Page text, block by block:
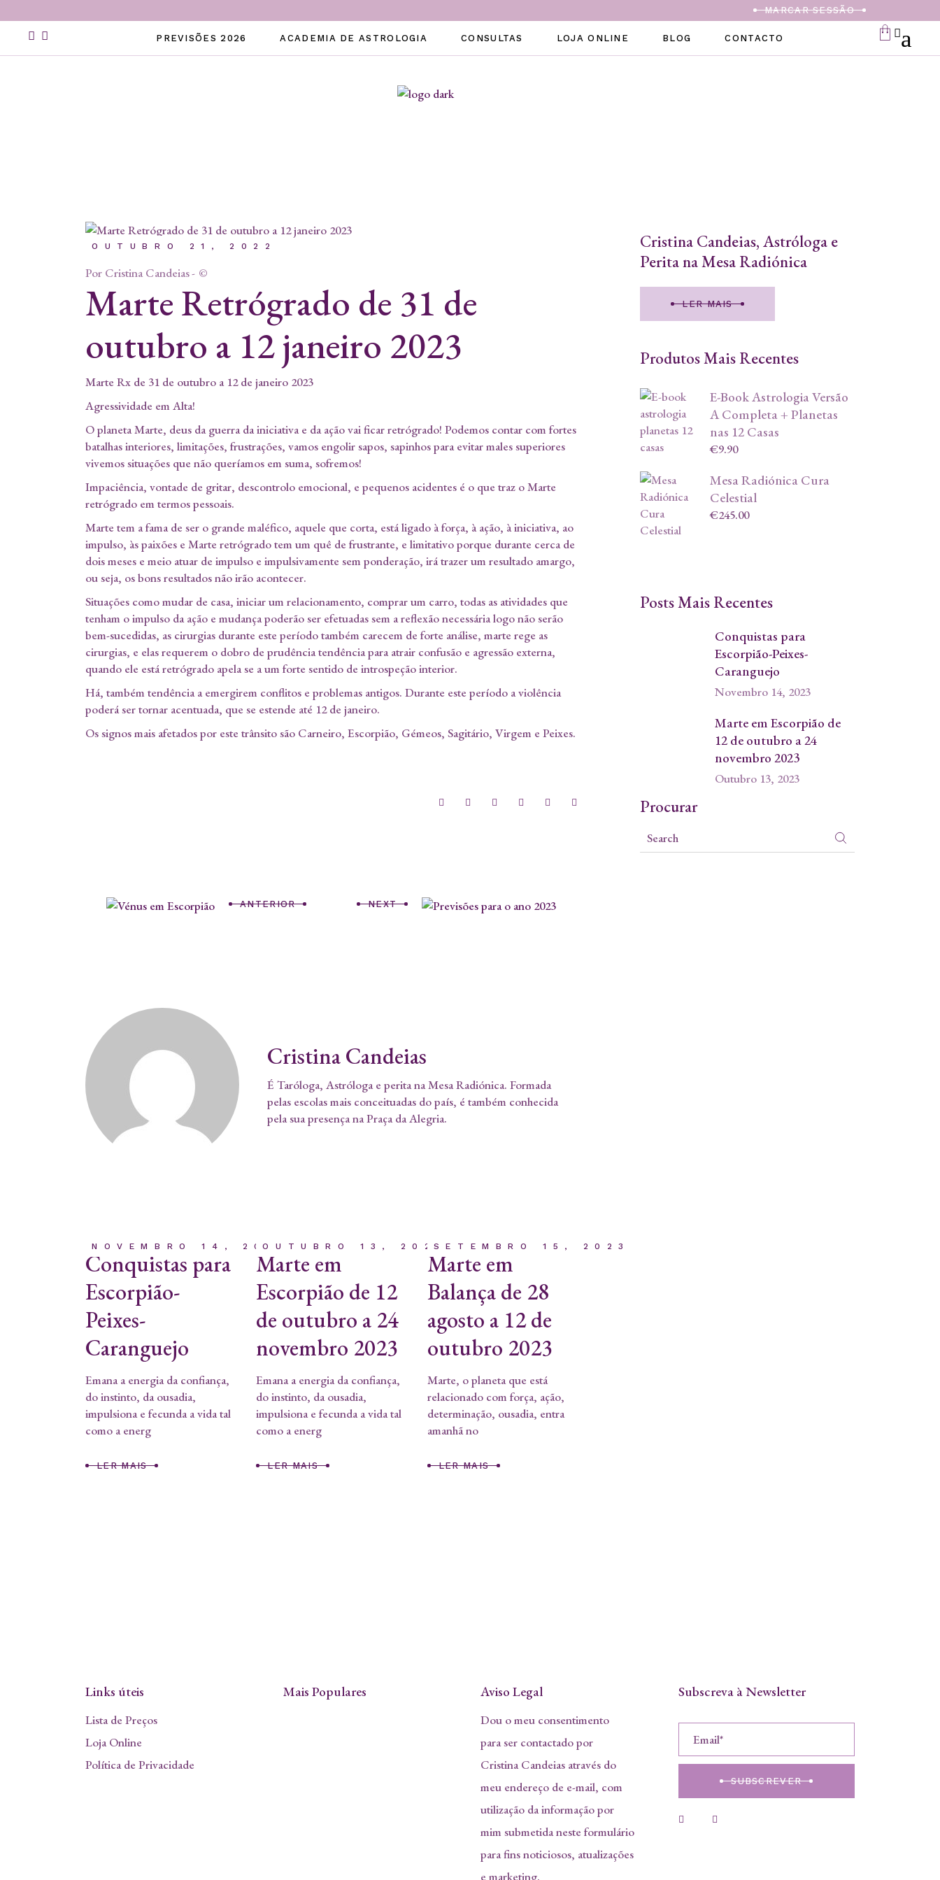
content
MARCAR SESSÃO
PREVISÕES 2026 ACADEMIA DE ASTROLOGIA CONSULTAS LOJA ONLINE BLOG CONTACTO
OUTUBRO 21, 2022
Por Cristina Candeias ©
Marte Retrógrado de 31 de
outubro a 12 janeiro 2023
Marte Rx de 31 de outubro a 12 de janeiro 2023
Agressividade em Alta!
O planeta Marte, deus da guerra da iniciativa e da ação vai ficar retrógrado! Podemos contar com fortes
batalhas interiores, limitações, frustrações, vamos engolir sapos, sapinhos para evitar males superiores
vivemos situações que não queríamos em suma, sofremos!
Impaciência, vontade de gritar, descontrolo emocional, e pequenos acidentes é o que traz o Marte
retrógrado em termos pessoais.
Marte tem a fama de ser o grande maléfico, aquele que corta, está ligado à força, à ação, à iniciativa, ao
impulso, às paixões e Marte retrógrado tem um quê de frustrante, e limitativo porque durante cerca de
dois meses e meio atuar de impulso e impulsivamente sem ponderação, irá trazer um resultado amargo,
ou seja, os bons resultados não irão acontecer.
Situações como mudar de casa, iniciar um relacionamento, comprar um carro, todas as atividades que
tenham o impulso da ação e mudança poderão ser efetuadas sem a reflexão necessária logo não serão
bem-sucedidas, as cirurgias durante este período também carecem de forte análise, marte rege as
cirurgias, e elas requerem o dobro de prudência tendência para atrair confusão e agressão externa,
quando ele está retrógrado apela se a um forte sentido de introspeção interior.
Há, também tendência a emergirem conflitos e problemas antigos. Durante este período a violência
poderá ser tornar acentuada, que se estende até 12 de janeiro.
Os signos mais afetados por este trânsito são Carneiro, Escorpião, Gémeos, Sagitário, Virgem e Peixes.
ANTERIOR NEXT
Cristina Candeias
É Taróloga, Astróloga e perita na Mesa Radiónica. Formada
pelas escolas mais conceituadas do país, é também conhecida
pela sua presença na Praça da Alegria.
NOVEMBRO 14, 2023
Conquistas para
Escorpião-
Peixes-
Caranguejo
Emana a energia da confiança,
do instinto, da ousadia,
impulsiona e fecunda a vida tal
como a energ
LER MAIS
OUTUBRO 13, 2023
Marte em
Escorpião de 12
de outubro a 24
novembro 2023
Emana a energia da confiança,
do instinto, da ousadia,
impulsiona e fecunda a vida tal
como a energ
LER MAIS
SETEMBRO 15, 2023
Marte em
Balança de 28
agosto a 12 de
outubro 2023
Marte, o planeta que está
relacionado com força, ação,
determinação, ousadia, entra
amanhã no
LER MAIS
Cristina Candeias, Astróloga e
Perita na Mesa Radiónica
LER MAIS
Produtos Mais Recentes
E-Book Astrologia Versão
A Completa + Planetas
nas 12 Casas
€9.90
Mesa Radiónica Cura
Celestial
€245.00
Posts Mais Recentes
Conquistas para
Escorpião-Peixes-
Caranguejo
Novembro 14, 2023
Marte em Escorpião de
12 de outubro a 24
novembro 2023
Outubro 13, 2023
Procurar
Links úteis
Lista de Preços
Loja Online
Política de Privacidade
Mais Populares Aviso Legal
Dou o meu consentimento
para ser contactado por
Cristina Candeias através do
meu endereço de e-mail, com
utilização da informação por
mim submetida neste formulário
para fins noticiosos, atualizações
e marketing.
Subscreva à Newsletter
SUBSCREVER